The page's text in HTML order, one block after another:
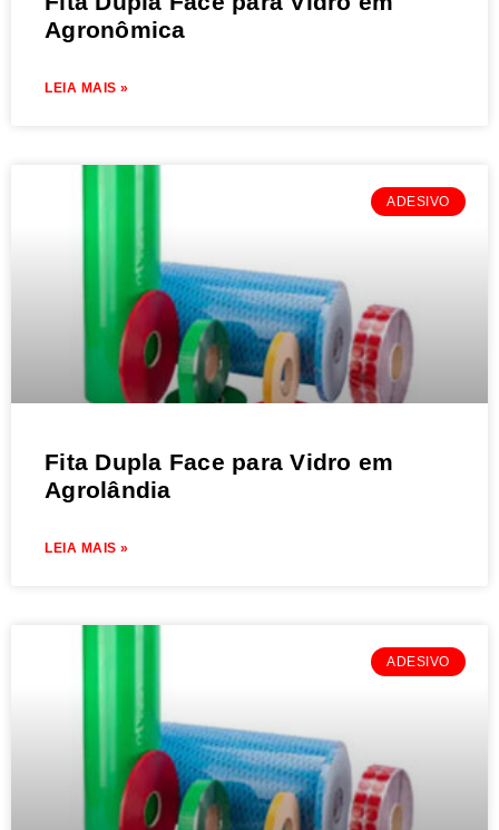
Agronômica
LEIA MAIS »
ADESIVO
Fita Dupla Face para Vidro em
Agrolândia
LEIA MAIS »
ADESIVO